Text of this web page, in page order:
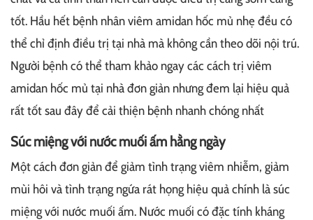
tốt. Hầu hết bệnh nhân viêm amidan hốc mủ nhẹ đều có
thể chỉ định điều trị tại nhà mà không cần theo dõi nội trú.
Người bệnh có thể tham khảo ngay các cách trị viêm
amidan hốc mủ tại nhà đơn giản nhưng đem lại hiệu quả
rất tốt sau đây để cải thiện bệnh nhanh chóng nhất
Súc miệng với nước muối ấm hằng ngày
Một cách đơn giản để giảm tình trạng viêm nhiễm, giảm
mùi hôi và tình trạng ngứa rát họng hiệu quả chính là súc
miệng với nước muối ấm. Nước muối có đặc tính kháng